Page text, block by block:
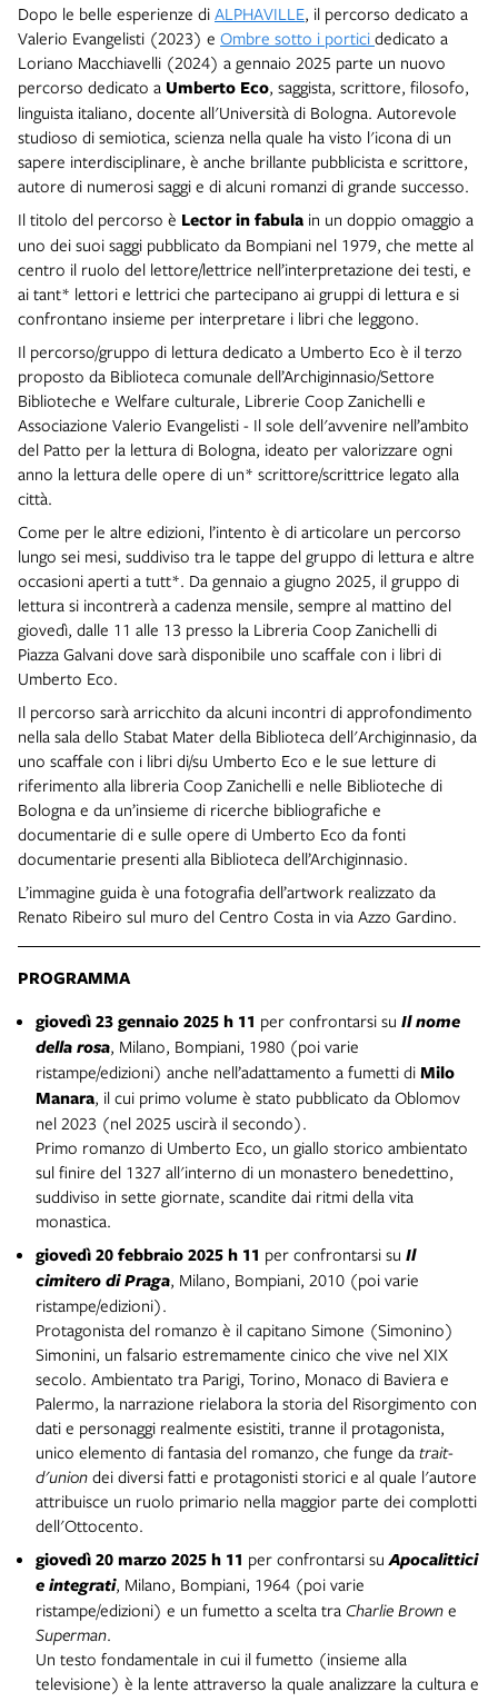
Dopo le belle esperienze di ALPHAVILLE, il percorso dedicato a
Valerio Evangelisti (2023) e Ombre sotto i portici dedicato a
Loriano Macchiavelli (2024) a gennaio 2025 parte un nuovo
percorso dedicato a Umberto Eco, saggista, scrittore, filosofo,
linguista italiano, docente all'Università di Bologna. Autorevole
studioso di semiotica, scienza nella quale ha visto l'icona di un
sapere interdisciplinare, è anche brillante pubblicista e scrittore,
autore di numerosi saggi e di alcuni romanzi di grande successo.
Il titolo del percorso è Lector in fabula in un doppio omaggio a
uno dei suoi saggi pubblicato da Bompiani nel 1979, che mette al
centro il ruolo del lettore/lettrice nell’interpretazione dei testi, e
ai tant* lettori e lettrici che partecipano ai gruppi di lettura e si
confrontano insieme per interpretare i libri che leggono.
Il percorso/gruppo di lettura dedicato a Umberto Eco è il terzo
proposto da Biblioteca comunale dell’Archiginnasio/Settore
Biblioteche e Welfare culturale, Librerie Coop Zanichelli e
Associazione Valerio Evangelisti - Il sole dell'avvenire nell’ambito
del Patto per la lettura di Bologna, ideato per valorizzare ogni
anno la lettura delle opere di un* scrittore/scrittrice legato alla
città.
Come per le altre edizioni, l’intento è di articolare un percorso
lungo sei mesi, suddiviso tra le tappe del gruppo di lettura e altre
occasioni aperti a tutt*. Da gennaio a giugno 2025, il gruppo di
lettura si incontrerà a cadenza mensile, sempre al mattino del
giovedì, dalle 11 alle 13 presso la Libreria Coop Zanichelli di
Piazza Galvani dove sarà disponibile uno scaffale con i libri di
Umberto Eco.
Il percorso sarà arricchito da alcuni incontri di approfondimento
nella sala dello Stabat Mater della Biblioteca dell'Archiginnasio, da
uno scaffale con i libri di/su Umberto Eco e le sue letture di
riferimento alla libreria Coop Zanichelli e nelle Biblioteche di
Bologna e da un’insieme di ricerche bibliografiche e
documentarie di e sulle opere di Umberto Eco da fonti
documentarie presenti alla Biblioteca dell’Archiginnasio.
L’immagine guida è una fotografia dell’artwork realizzato da
Renato Ribeiro sul muro del Centro Costa in via Azzo Gardino.
PROGRAMMA
giovedì 23 gennaio 2025 h 11 per confrontarsi su Il nome
della rosa, Milano, Bompiani, 1980 (poi varie
ristampe/edizioni) anche nell’adattamento a fumetti di Milo
Manara, il cui primo volume è stato pubblicato da Oblomov
nel 2023 (nel 2025 uscirà il secondo).
Primo romanzo di Umberto Eco, un giallo storico ambientato
sul finire del 1327 all'interno di un monastero benedettino,
suddiviso in sette giornate, scandite dai ritmi della vita
monastica.
giovedì 20 febbraio 2025 h 11 per confrontarsi su Il
cimitero di Praga, Milano, Bompiani, 2010 (poi varie
ristampe/edizioni).
Protagonista del romanzo è il capitano Simone (Simonino)
Simonini, un falsario estremamente cinico che vive nel XIX
secolo. Ambientato tra Parigi, Torino, Monaco di Baviera e
Palermo, la narrazione rielabora la storia del Risorgimento con
dati e personaggi realmente esistiti, tranne il protagonista,
unico elemento di fantasia del romanzo, che funge da trait-
d'union dei diversi fatti e protagonisti storici e al quale l'autore
attribuisce un ruolo primario nella maggior parte dei complotti
dell'Ottocento.
giovedì 20marzo 2025 h 11 per confrontarsi su Apocalittici
e integrati, Milano, Bompiani, 1964 (poi varie
ristampe/edizioni) e un fumetto a scelta tra Charlie Brown e
Superman.
Un testo fondamentale in cui il fumetto (insieme alla
televisione) è la lente attraverso la quale analizzare la cultura e